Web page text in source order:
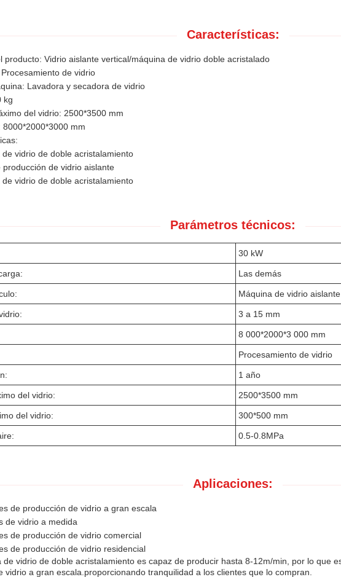
Características:
producto: Vidrio aislante vertical/máquina de vidrio doble acristalado
de vidrio
Lavadora y secadora de vidrio
kg
del vidrio: 2500*3500 mm
8000*2000*3000 mm
de vidrio de doble acristalamiento
producción de vidrio aislante
de vidrio de doble acristalamiento
Parámetros técnicos:
30 kW
Las demás
Máquina de vidrio aislante
3 a 15 mm
8 000*2000*3 000 mm
Procesamiento de vidrio
1 año
del vidrio: 2500*3500 mm
del vidrio: 300*500 mm
0.5-0.8MPa
Aplicaciones:
de producción de vidrio a gran escala
de vidrio a medida
de producción de vidrio comercial
de producción de vidrio residencial
de vidrio de doble acristalamiento es capaz de producir hasta 8-12m/min, por lo que
vidrio a gran escala.proporcionando tranquilidad a los clientes que lo compran.